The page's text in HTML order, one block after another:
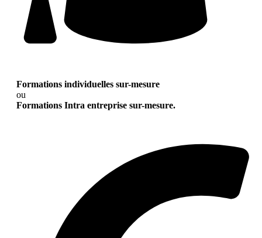
Formations individuelles sur-mesure
ou
Formations Intra entreprise sur-mesure.